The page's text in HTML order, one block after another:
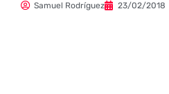
Samuel Rodríguez 23/02/2018